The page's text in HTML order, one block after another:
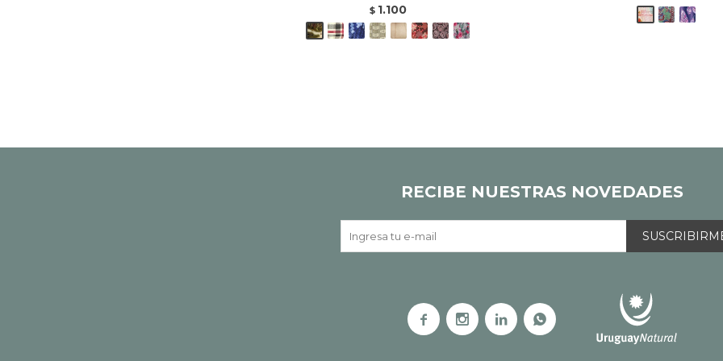
$ 1.100
RECIBE NUESTRAS NOVEDADES
   